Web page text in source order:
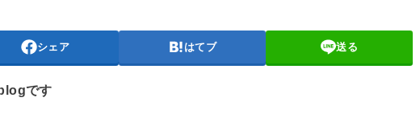
シェア はてブ 送る
です